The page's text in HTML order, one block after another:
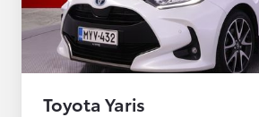
Toyota Yaris